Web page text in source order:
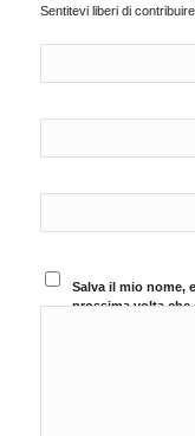
Sentitevi liberi di
Salva il mio nome,
prossima volta che